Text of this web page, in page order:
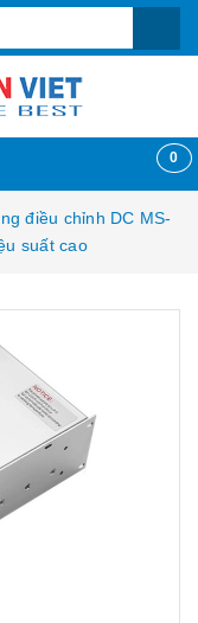
0
điều chỉnh DC MS-
suất cao